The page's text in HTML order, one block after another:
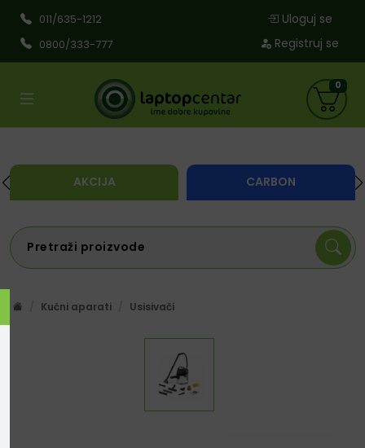
011/635-1212
0800/333-777
Uloguj se
Registruj se
AKCIJA CARBON
0
Kućni aparati Usisivači